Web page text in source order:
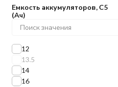
Емкость аккумуляторов, C5
(Ач)
12
13.5
14
16